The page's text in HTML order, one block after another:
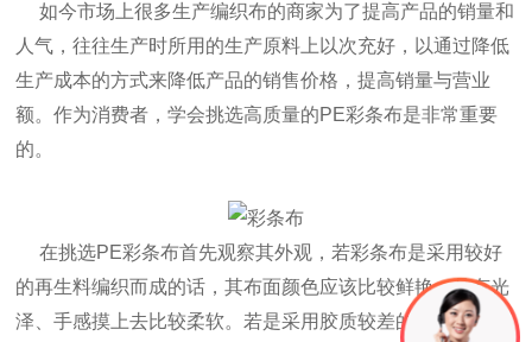
如今市场上很多生产编织布的商家为了提高产品的销量和
人气，往往生产时所用的生产原料上以次充好，以通过降低
生产成本的方式来降低产品的销售价格，提高销量与营业
额。作为消费者，学会挑选高质量的PE彩条布是非常重要
的。
在挑选PE彩条布首先观察其外观，若彩条布是采用较好
的再生料编织而成的话，其布面颜色应该比较鲜艳，具有光
泽、手感摸上去比较柔软。若是采用胶质较差的再生料编织